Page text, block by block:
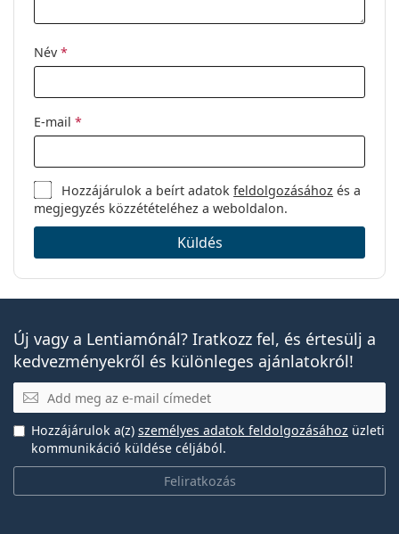
Név *
E-mail *
Hozzájárulok a beírt adatokfeldolgozásához és a
megjegyzés közzétételéhez a weboldalon.
Küldés
Új vagy a Lentiamónál? Iratkozz fel, és értesülj a
kedvezményekről és különleges ajánlatokról!
E-mail
Feliratkozás
Hozzájárulok a(z) személyes adatok feldolgozásához üzleti
kommunikáció küldése céljából.